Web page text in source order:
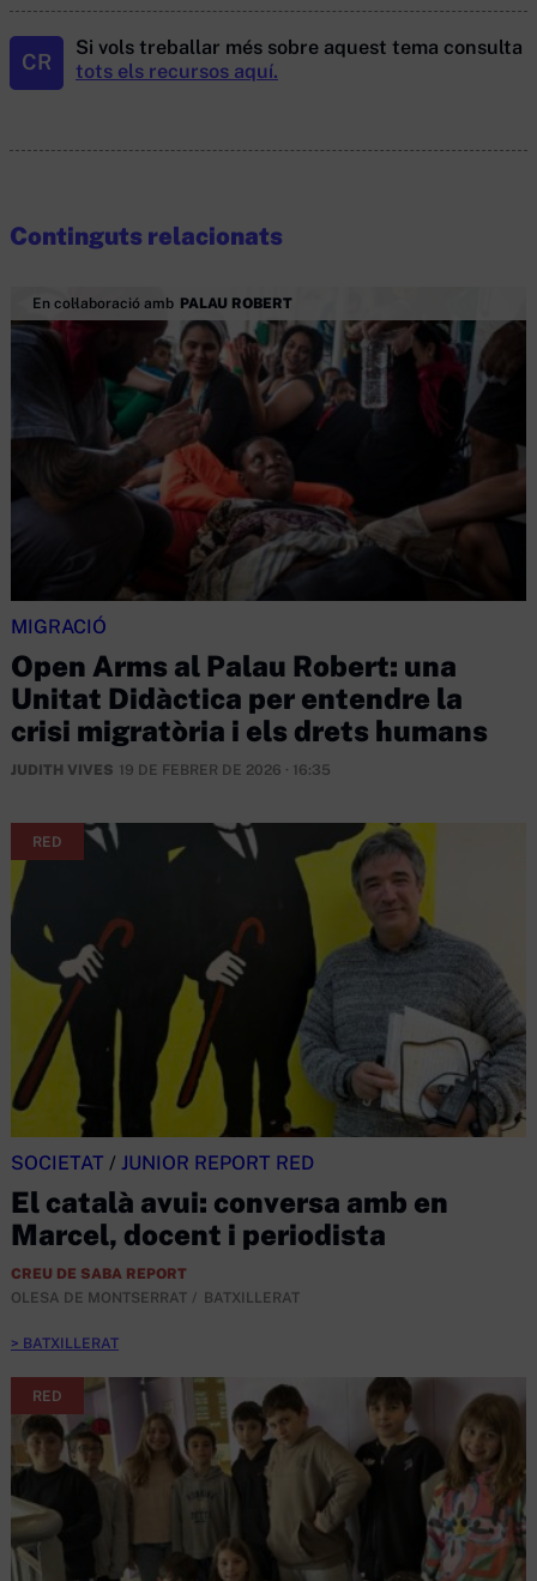
CR
Si vols treballar més sobre aquest tema consulta
tots els recursos aquí.
Continguts relacionats
En col·laboració amb PALAU ROBERT
MIGRACIÓ
Open Arms al Palau Robert: una
Unitat Didàctica per entendre la
crisi migratòria i els drets humans
JUDITH VIVES 19 DE FEBRER DE 2026 · 16:35
RED
SOCIETAT / JUNIOR REPORT RED
El català avui: conversa amb en
Marcel, docent i periodista
CREU DE SABA REPORT
OLESA DE MONTSERRAT
BATXILLERAT
BATXILLERAT
RED